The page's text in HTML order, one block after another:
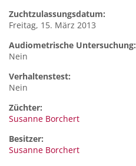
Zuchtzulassungsdatum:
Freitag, 15. März 2013
Audiometrische Untersuchung:
Nein
Verhaltenstest:
Nein
Züchter:
Susanne Borchert
Besitzer:
Susanne Borchert